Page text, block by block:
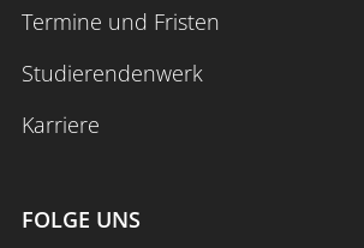
Termine und Fristen
Studierendenwerk
Karriere
FOLGE UNS